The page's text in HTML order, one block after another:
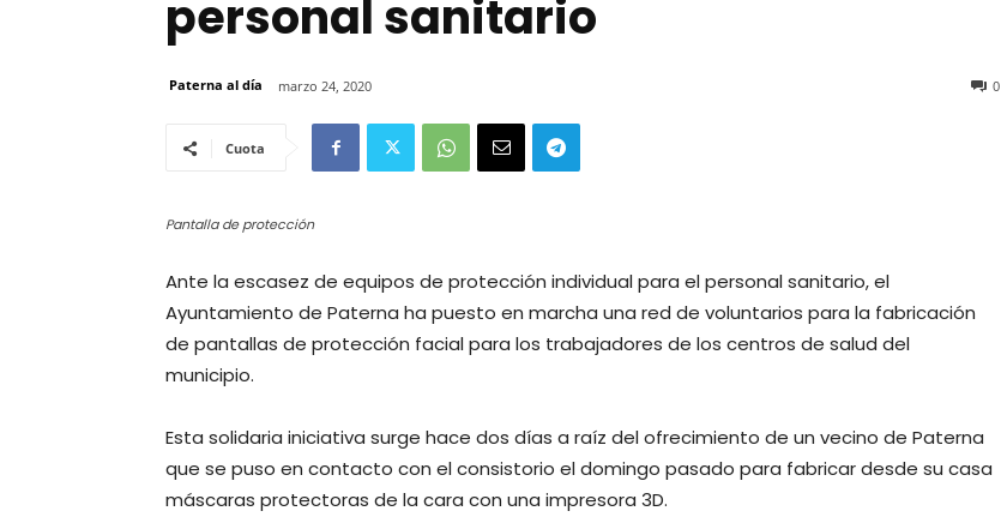
personal sanitario
Paterna al día marzo 24, 2020 0
Cuota
Pantalla de protección
Ante la escasez de equipos de protección individual para el personal sanitario, el
Ayuntamiento de Paterna ha puesto en marcha una red de voluntarios para la fabricación
de pantallas de protección facial para los trabajadores de los centros de salud del
municipio.
Esta solidaria iniciativa surge hace dos días a raíz del ofrecimiento de un vecino de Paterna
que se puso en contacto con el consistorio el domingo pasado para fabricar desde su casa
máscaras protectoras de la cara con una impresora 3D.